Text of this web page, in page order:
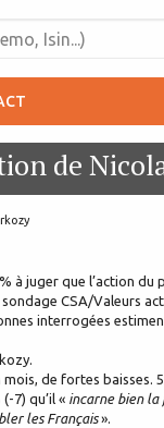
de
à juger que l’action
sondage CSA/Valeurs
interrogées
de fortes baisses.
7) qu’il « incarne bien
les Français».